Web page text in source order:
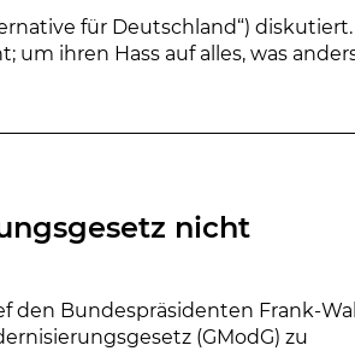
für Deutschland“)
um ihren Hass auf alles, was
nicht
den Bundespräsidenten Frank-
(GModG) zu